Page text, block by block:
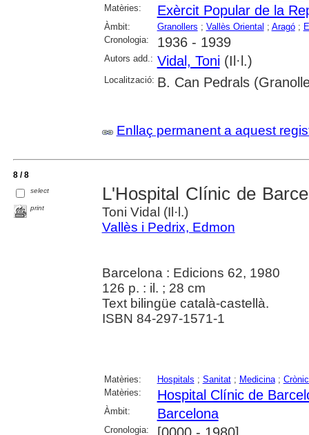
Matèries: Exèrcit Popular de la
Àmbit: Granollers ; Vallès Oriental ; Aragó;
Cronologia:
1936 - 1939
Autors add.: Vidal, Toni(Il·l.)
Localització: B. Can Pedrals
Enllaç permanent a aquest
8 / 8
select
print
L'Hospital Clínic de
Toni Vidal (Il·l.)
Vallès i Pedrix, Edmon
Barcelona : Edicions 62, 1980
126 p. : il. ; 28 cm
Text bilingüe català-castellà.
ISBN 84-297-1571-1
Matèries: Hospitals ; Sanitat; Medicina;
Matèries:
Hospital Clínic de
Àmbit: Barcelona
Cronologia: